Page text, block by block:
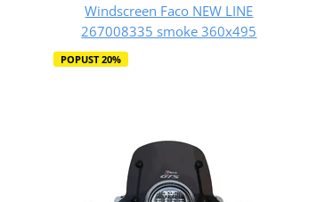
Windscreen Faco NEW LINE
267008335 smoke 360x495
POPUST 20%